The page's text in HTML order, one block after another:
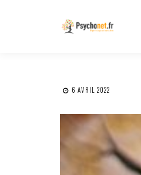
6 AVRIL 2022